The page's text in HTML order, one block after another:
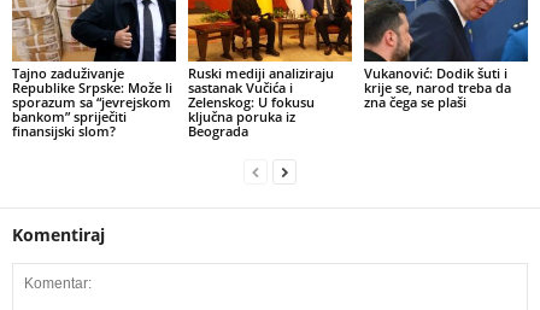
Tajno zaduživanje
Republike Srpske: Može li
sporazum sa “jevrejskom
bankom” spriječiti
finansijski slom?
Ruski mediji analiziraju
sastanak Vučića i
Zelenskog: U fokusu
ključna poruka iz
Beograda
​Vukanović: Dodik šuti i
krije se, narod treba da
zna čega se plaši
Komentiraj